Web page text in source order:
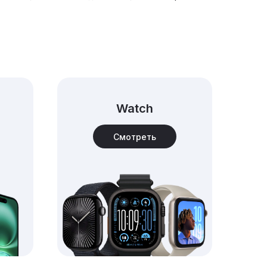
Watch
Смотреть